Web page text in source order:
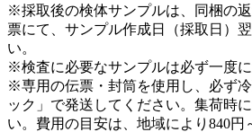
※採取後の検体サンプルは、同梱の
票にて、サンプル作成日（採取日）
い。
※検査に必要なサンプルは必ず一度に
※専用の伝票・封筒を使用し、必ず
ック」で発送してください。集荷時
い。費用の目安は、地域により840円